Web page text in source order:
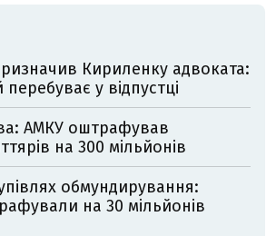
Кириленку адвоката:
у відпустці
АМКУ оштрафував
на 300 мільйонів
обмундирування:
на 30 мільйонів